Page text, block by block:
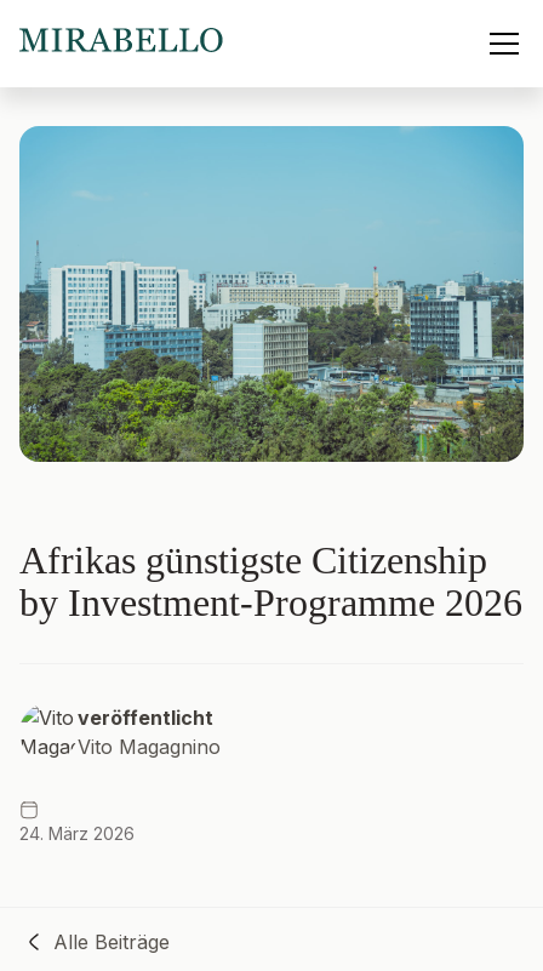
Afrikas günstigste Citizenship
by Investment-Programme 2026
veröffentlicht
Vito Magagnino
24. März 2026
Alle Beiträge